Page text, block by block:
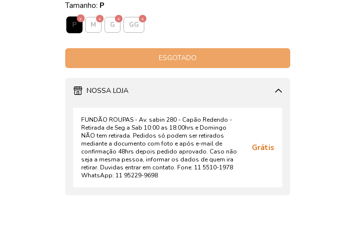
Tamanho: P
P M G GG
NOSSA LOJA
FUNDÃO ROUPAS - Av. sabin 280 - Capão Redendo -
Retirada de Seg a Sab 10:00 as 18:00hrs e Domingo
NÃO tem retirada. Pedidos só podem ser retirados
mediante a documento com foto e após e-mail de
confirmação 48hrs depois pedido aprovado. Caso não
seja a mesma pessoa, informar os dados de quem ira
retirar. Duvidas entrar em contato. Fone: 11 5510-1978
WhatsApp: 11 95229-9698
Grátis